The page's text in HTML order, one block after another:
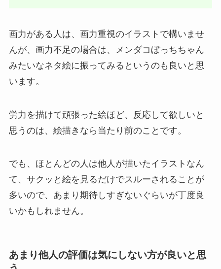
画力がある人は、画力重視のイラストで構いませ
んが、画力不足の場合は、メンダコぼっちちゃん
みたいなネタ絵に振ってみるというのも良いと思
います。
労力を描けて頑張った絵ほど、反応して欲しいと
思うのは、絵描きなら当たり前のことです。
でも、ほとんどの人は他人が描いたイラストなん
て、サクッと絵を見るだけでスルーされることが
多いので、あまり期待しすぎないぐらいが丁度良
いかもしれません。
あまり他人の評価は気にしない方が良いと思